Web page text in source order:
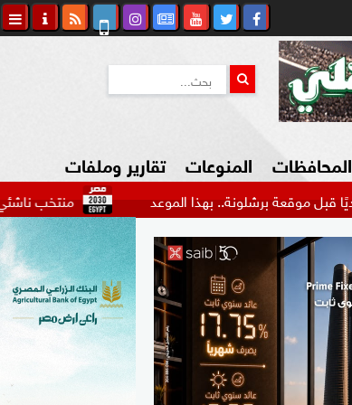
المحافظات المنوعات
السياحة في مصر
التكنولوجيا
المرأة والأسرة
السيارات
تقارير وملفات
منتخب ناشئي السلة برشلونة.. بهذا الموعد